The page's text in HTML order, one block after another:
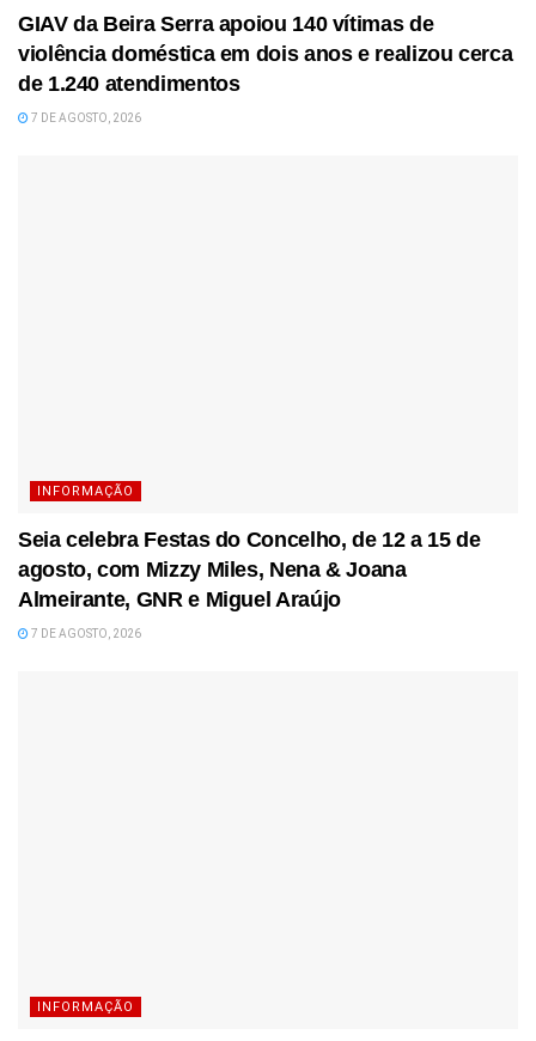
GIAV da Beira Serra apoiou 140 vítimas de
violência doméstica em dois anos e realizou cerca
de 1.240 atendimentos
7 DE AGOSTO, 2026
INFORMAÇÃO
Seia celebra Festas do Concelho, de 12 a 15 de
agosto, com Mizzy Miles, Nena & Joana
Almeirante, GNR e Miguel Araújo
7 DE AGOSTO, 2026
INFORMAÇÃO